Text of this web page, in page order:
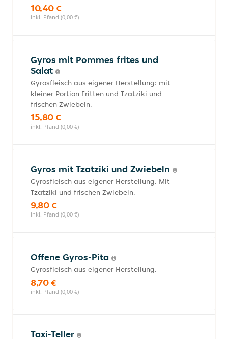
10,40 €
inkl. Pfand (0,00 €)
Gyros mit Pommes frites und
Salat
Gyrosfleisch aus eigener Herstellung: mit
kleiner Portion Fritten und Tzatziki und
frischen Zwiebeln.
15,80 €
inkl. Pfand (0,00 €)
Gyros mit Tzatziki und Zwiebeln
Gyrosfleisch aus eigener Herstellung. Mit
Tzatziki und frischen Zwiebeln.
9,80 €
inkl. Pfand (0,00 €)
Offene Gyros-Pita
Gyrosfleisch aus eigener Herstellung.
8,70 €
inkl. Pfand (0,00 €)
Taxi-Teller